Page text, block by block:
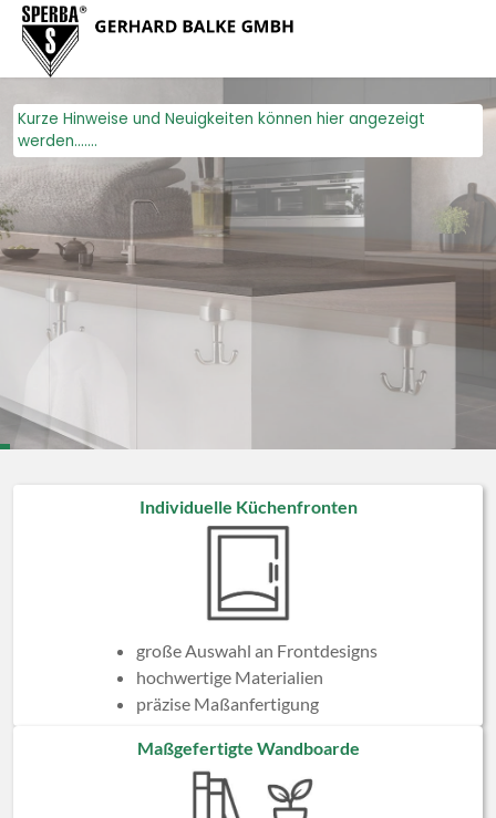
Zum Menü springen
Zur Funktionsleiste springen
Zum Inhalt springen
Kurze Hinweise und Neuigkeiten können hier angezeigt
werden.......
Individuelle Küchenfronten
große Auswahl an Frontdesigns
hochwertige Materialien
präzise Maßanfertigung
Maßgefertigte Wandboarde